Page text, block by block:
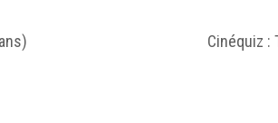
Cinéquiz :